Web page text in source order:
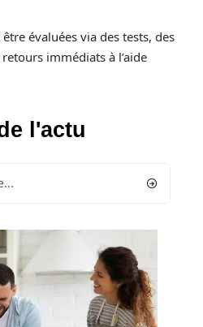
évaluées via des tests, des
immédiats à l’aide
l'actu